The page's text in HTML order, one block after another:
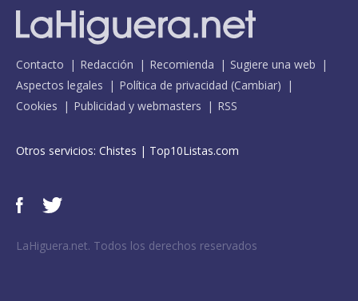
Contacto Redacción Recomienda
Sugiere una web
Aspectos legales
Política de privacidad (Cambiar)
Cookies
Publicidad y webmasters RSS
Otros servicios: Chistes | Top10Listas.com
LaHiguera.net. Todos los derechos reservados